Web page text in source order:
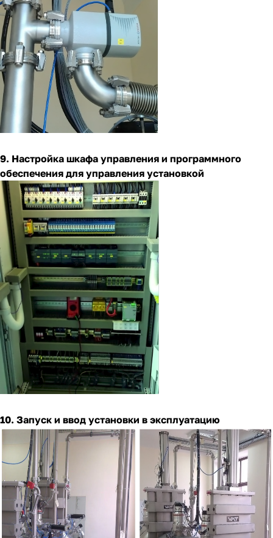
9. Настройка шкафа управления и программного
обеспечения для управления установкой
10. Запуск и ввод установки в эксплуатацию